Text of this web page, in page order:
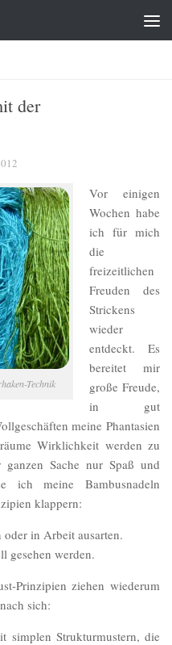
der
Technik
Vor einigen
Wochen habe
ich für mich
die
freizeitlichen
Freuden des
Strickens
wieder
entdeckt. Es
bereitet mir
große Freude,
in gut
meine Phantasien
Wirklichkeit werden zu
Sache nur Spaß und
ich meine Bambusnadeln
klappern:
in Arbeit ausarten.
gesehen werden.
Prinzipien ziehen wiederum
sich:
simplen Strukturmustern, die